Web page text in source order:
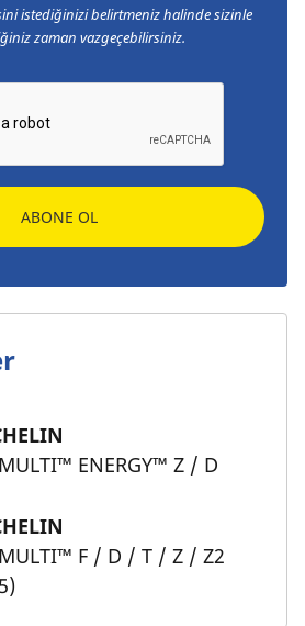
istediğinizi belirtmeniz halinde sizinle
zaman vazgeçebilirsiniz.
ABONE OL
ENERGY™ Z / D
F / D / T / Z / Z2